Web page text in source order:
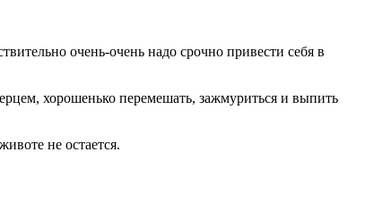
очень-очень надо срочно привести себя в
хорошенько перемешать, зажмуриться и выпить
не остается.